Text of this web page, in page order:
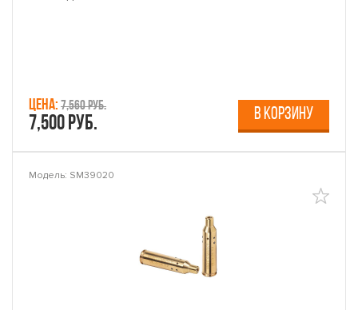
Цена: 7,560 руб.
7,500 руб. В КОРЗИНУ
Модель: SM39020